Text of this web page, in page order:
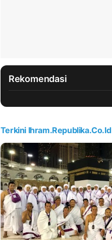
Rekomendasi
Terkini Ihram.republika.co.id